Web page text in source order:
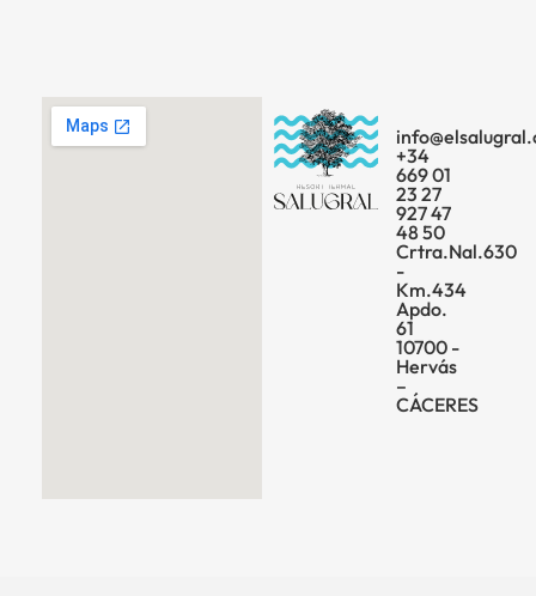
+34
669 01
23 27
927 47
48 50
Crtra.Nal.630
-
Km.434
Apdo.
61
10700 -
Hervás
–
CÁCERES